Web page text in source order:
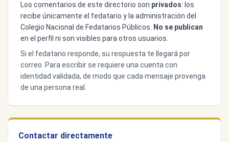
Los comentarios de este directorio son privados: los
recibe únicamente el fedatario y la administración del
Colegio Nacional de Fedatarios Públicos.
No se publican
en el perfil ni son visibles para otros usuarios.
Si el fedatario responde, su respuesta te llegará por
correo. Para escribir se requiere una cuenta con
identidad validada, de modo que cada mensaje provenga
de una persona real.
Contactar directamente